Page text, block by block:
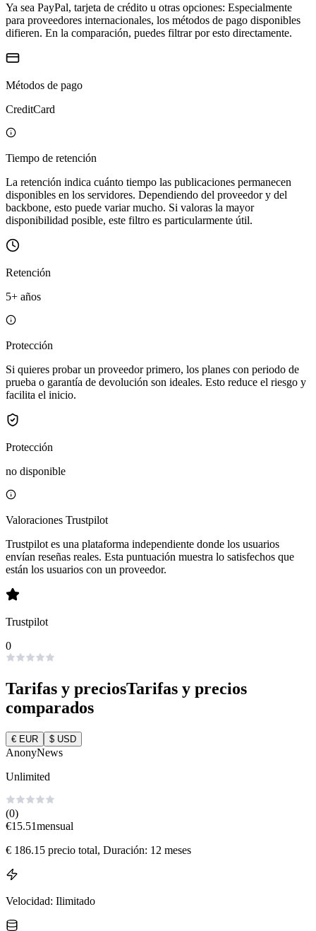
Ya sea PayPal, tarjeta de crédito u otras opciones: Especialmente
para proveedores internacionales, los métodos de pago disponibles
difieren. En la comparación, puedes filtrar por esto directamente.
Métodos de pago
CreditCard
Tiempo de retención
La retención indica cuánto tiempo las publicaciones permanecen
disponibles en los servidores. Dependiendo del proveedor y del
backbone, esto puede variar mucho. Si valoras la mayor
disponibilidad posible, este filtro es particularmente útil.
Retención
5+ años
Protección
Si quieres probar un proveedor primero, los planes con periodo de
prueba o garantía de devolución son ideales. Esto reduce el riesgo y
facilita el inicio.
Protección
no disponible
Valoraciones Trustpilot
Trustpilot es una plataforma independiente donde los usuarios
envían reseñas reales. Esta puntuación muestra lo satisfechos que
están los usuarios con un proveedor.
Trustpilot
0
Tarifas y preciosTarifas y precios
comparados
€ EUR $ USD
AnonyNews
Unlimited
(0)
€15.51mensual
€ 186.15 precio total, Duración: 12 meses
Velocidad: Ilimitado